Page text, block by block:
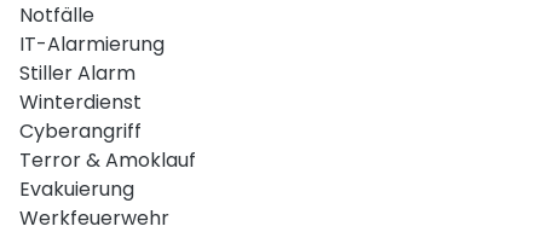
Notfälle
IT-Alarmierung
Stiller Alarm
Winterdienst
Cyberangriff
Terror & Amoklauf
Evakuierung
Werkfeuerwehr